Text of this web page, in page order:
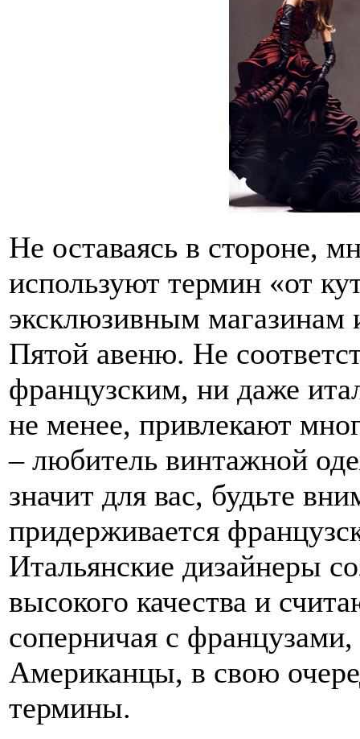
Не оставаясь в стороне,
используют термин «от
эксклюзивным магазинам
Пятой авеню. Не
французским, ни даже
не менее, привлекают
– любитель винтажной
значит для вас, будьте
придерживается
Итальянские дизайнеры
высокого качества и
соперничая с
Американцы, в свою
термины.